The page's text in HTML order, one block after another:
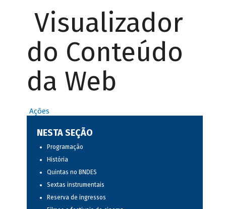
Visualizador
do Conteúdo
da Web
Ações
NESTA SEÇÃO
Programação
História
Quintas no BNDES
Sextas instrumentais
Reserva de ingressos